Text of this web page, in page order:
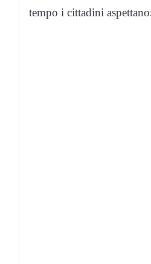
tempo i cittadini